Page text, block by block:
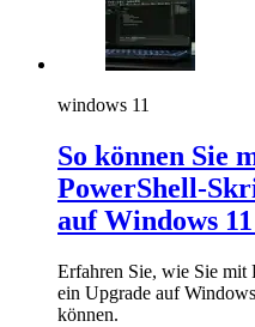
windows 11
So können Sie
PowerShell-
auf Windows
Erfahren Sie, wie Sie
ein Upgrade auf
können.